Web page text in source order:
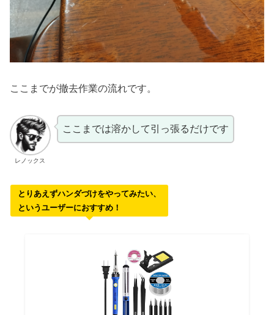
ここまでが撤去作業の流れです。
レノックス
ここまでは溶かして引っ張るだけです
とりあえずハンダづけをやってみたい、
というユーザーにおすすめ！